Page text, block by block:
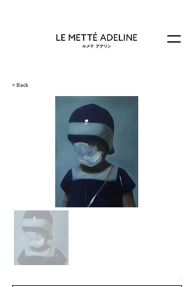
< Back
.